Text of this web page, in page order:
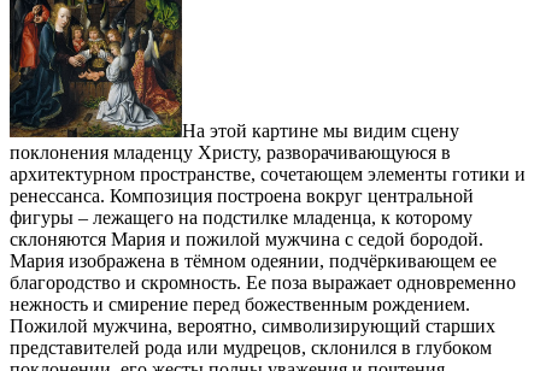
На этой картине мы видим сцену
поклонения младенцу Христу, разворачивающуюся в
архитектурном пространстве, сочетающем элементы готики и
ренессанса. Композиция построена вокруг центральной
фигуры – лежащего на подстилке младенца, к которому
склоняются Мария и пожилой мужчина с седой бородой.
Мария изображена в тёмном одеянии, подчёркивающем ее
благородство и скромность. Ее поза выражает одновременно
нежность и смирение перед божественным рождением.
Пожилой мужчина, вероятно, символизирующий старших
представителей рода или мудрецов, склонился в глубоком